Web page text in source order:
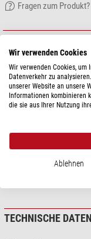
Fragen zum Produkt?
TECHNISCHE DATEN
Wir verwenden Cookies
Wir verwenden Cookies,
Datenverkehr zu
unserer Website an unsere
Informationen kombinieren
die sie aus Ihrer Nutzung
Ablehnen